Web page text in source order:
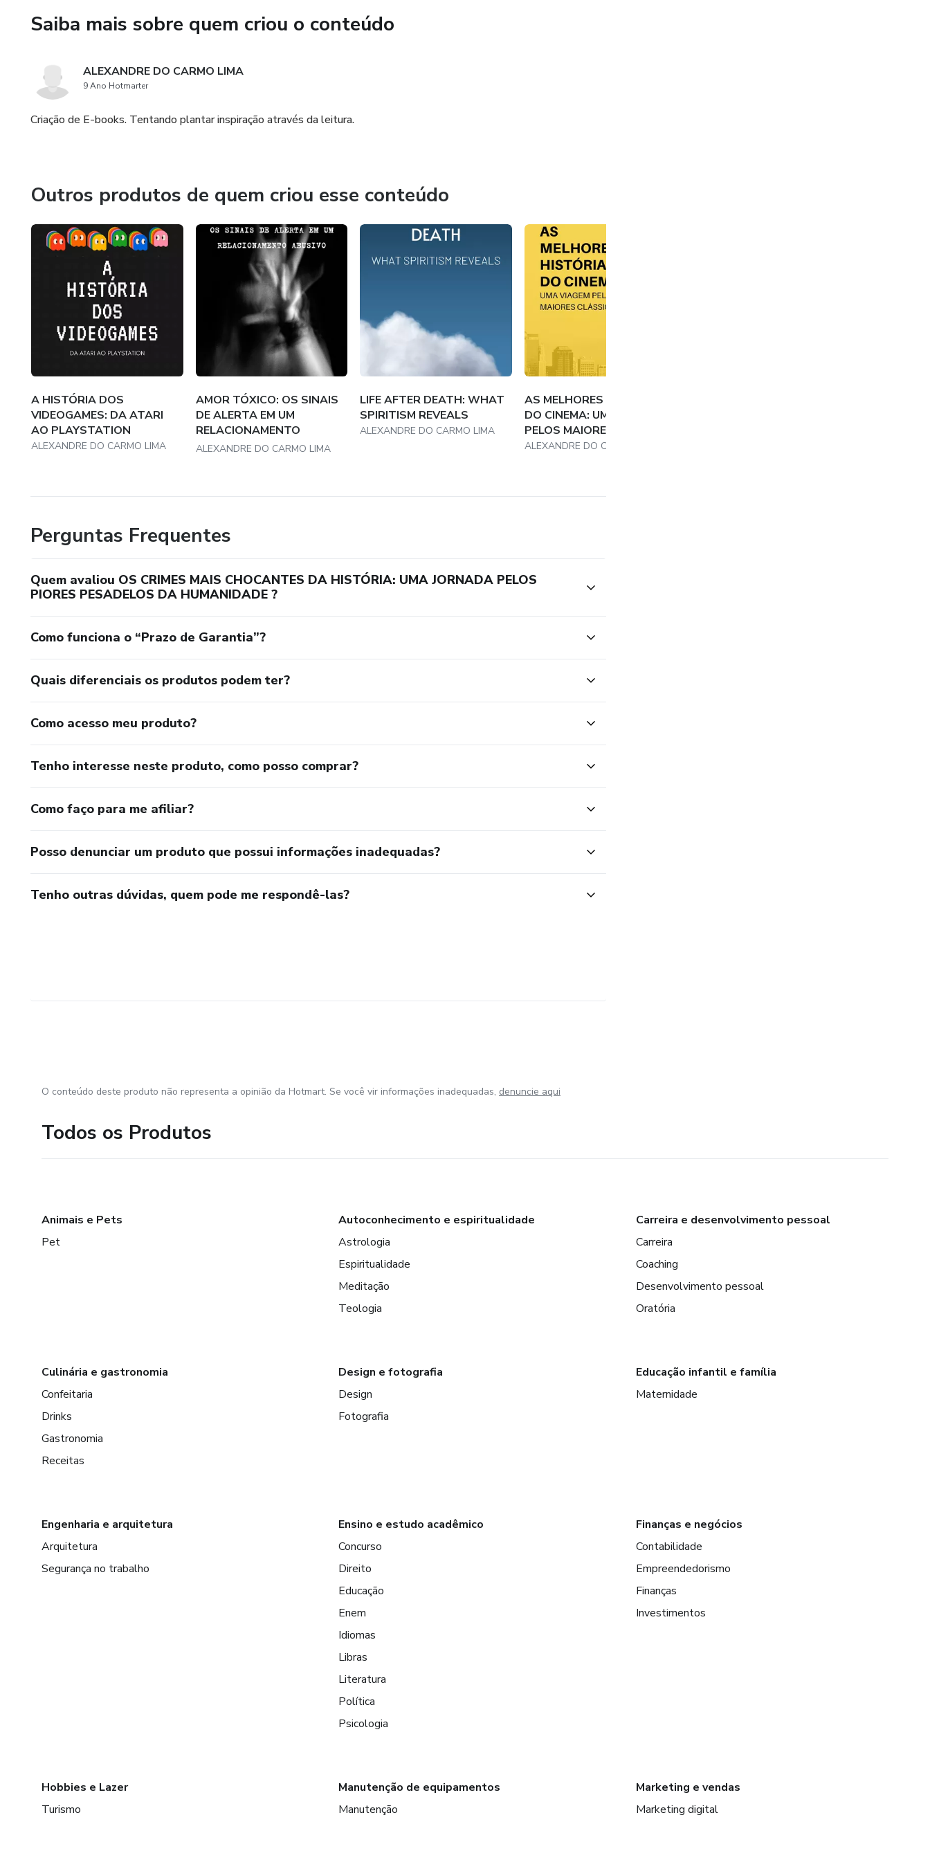
Saiba mais sobre quem criou o conteúdo
ALEXANDRE DO CARMO LIMA
9 Ano Hotmarter
Criação de E-books. Tentando plantar inspiração através da leitura.
Outros produtos de quem criou esse conteúdo
A HISTÓRIA DOS
VIDEOGAMES: DA ATARI
AO PLAYSTATION
ALEXANDRE DO CARMO LIMA
AMOR TÓXICO: OS SINAIS
DE ALERTA EM UM
RELACIONAMENTO
ABUSIV...
ALEXANDRE DO CARMO LIMA
LIFE AFTER DEATH: WHAT
SPIRITISM REVEALS
ALEXANDRE DO CARMO LIMA
AS MELHORES HISTÓRIAS
DO CINEMA: UMA VIAGEM
PELOS MAIORES CL...
ALEXANDRE DO CARMO LIMA
Perguntas Frequentes
Quem avaliou OS CRIMES MAIS CHOCANTES DA HISTÓRIA: UMA JORNADA PELOS
PIORES PESADELOS DA HUMANIDADE ?
Como funciona o “Prazo de Garantia”?
Quais diferenciais os produtos podem ter?
Como acesso meu produto?
Tenho interesse neste produto, como posso comprar?
Como faço para me afiliar?
Posso denunciar um produto que possui informações inadequadas?
Tenho outras dúvidas, quem pode me respondê-las?
O conteúdo deste produto não representa a opinião da Hotmart. Se você vir informações inadequadas, denuncie aqui
Todos os Produtos
Animais e Pets
Pet
Autoconhecimento e espiritualidade
Astrologia
Espiritualidade
Meditação
Teologia
Carreira e desenvolvimento pessoal
Carreira
Coaching
Desenvolvimento pessoal
Oratória
Culinária e gastronomia
Confeitaria
Drinks
Gastronomia
Receitas
Design e fotografia
Design
Fotografia
Educação infantil e família
Maternidade
Engenharia e arquitetura
Arquitetura
Segurança no trabalho
Ensino e estudo acadêmico
Concurso
Direito
Educação
Enem
Idiomas
Libras
Literatura
Política
Psicologia
Finanças e negócios
Contabilidade
Empreendedorismo
Finanças
Investimentos
Hobbies e Lazer
Turismo
Manutenção de equipamentos
Manutenção
Marketing e vendas
Marketing digital